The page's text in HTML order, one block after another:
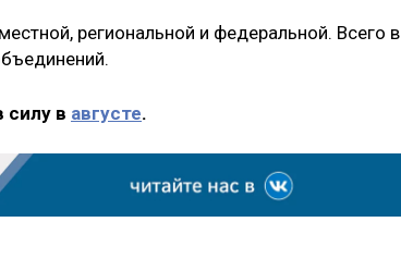
региональной и федеральной. Всего в
силу в августе.